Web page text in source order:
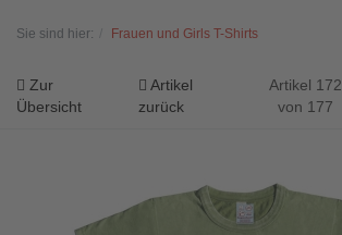
Sie sind hier: Frauen und Girls T-Shirts
Zur
Übersicht
Artikel
zurück
Artikel 172
von 177